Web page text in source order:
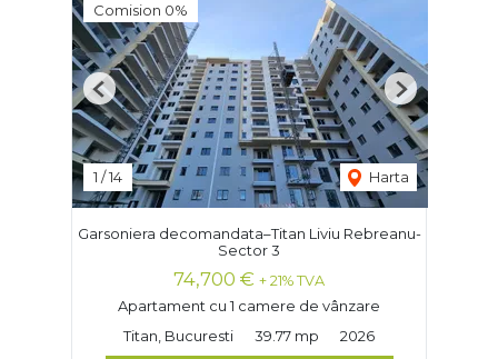
Comision 0%
1 /14 Harta
Previous Next
Garsoniera decomandata–Titan Liviu Rebreanu-
Sector 3
74,700 € + 21% TVA
Apartament cu 1 camere de vânzare
Titan, Bucuresti
39.77 mp 2026